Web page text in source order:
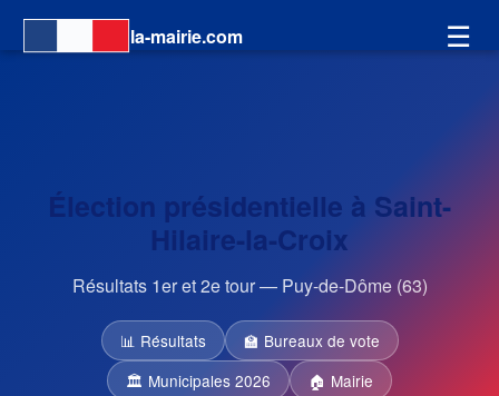
la-mairie.com ☰
Élection présidentielle à Saint-
Hilaire-la-Croix
Résultats 1er et 2e tour — Puy-de-Dôme (63)
📊 Résultats
🏫 Bureaux de vote
🏛 Municipales 2026
🏠 Mairie